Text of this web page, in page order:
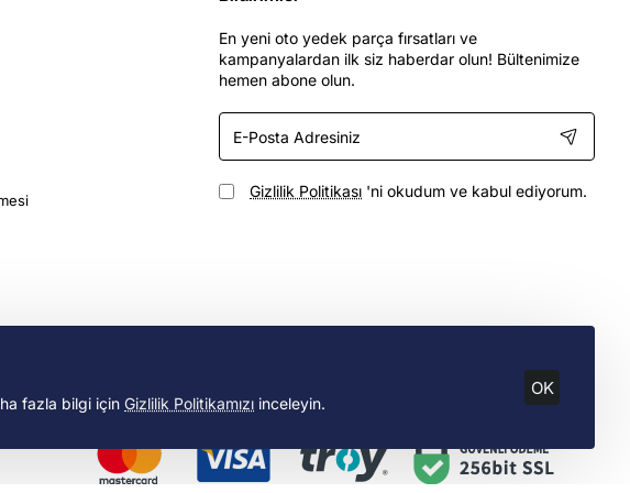
fazla bilgi için Gizlilik Politikamızı inceleyin.
OK
En yeni oto yedek parça fırsatları ve
kampanyalardan ilk siz haberdar olun! Bültenimize
hemen abone olun.
E-
Posta
Adresiniz
Gizlilik Politikası 'ni okudum ve kabul ediyorum.